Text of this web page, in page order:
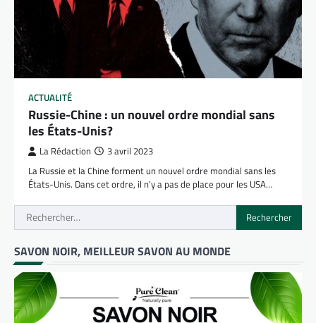
ACTUALITÉ
Russie-Chine : un nouvel ordre mondial sans
les États-Unis?
La Rédaction 3 avril 2023
La Russie et la Chine forment un nouvel ordre mondial sans les
États-Unis. Dans cet ordre, il n’y a pas de place pour les USA…
Rechercher :
SAVON NOIR, MEILLEUR SAVON AU MONDE